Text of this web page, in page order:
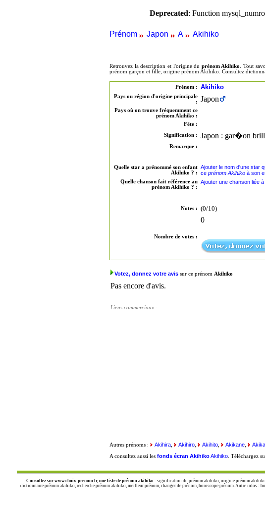
Deprecated: Function
Prénom
Japon A Akihiko
Retrouvez la description et l'origine du prénom Akihiko
. Tout
prénom garçon et fille, origine prénom Akihiko. Consultez
Prénom : Akihiko
Pays ou région d'origine principale
:
Japon
Pays où on trouve fréquemment ce
prénom Akihiko :
Fête :
Signification :
Japon : gar�on
Remarque :
Quelle star a prénommé son enfant
Akihiko ? :
Ajouter le nom d'une star
ce prénom Akihiko à son
Quelle chanson fait référence au
prénom Akihiko ? :
Ajouter une chanson liée
Notes : (0/10)
Nombre de votes :
0
Votez, donnez votre avis sur ce prénom Akihiko
Pas encore d'avis.
Liens commerciaux :
Autres prénoms : Akihira Akihiro Akihito Akikane
A consultez aussi les fonds écran AkihikoAkihiko . Téléchargez
Consultez sur www.choix-prenom.fr, une liste de prénom akihiko : signification du prénom akihiko, origine prénom
dictionnaire prénom akihiko, recherche prénom akihiko, meilleur prénom, changer de prénom, horoscope prénom. Autre